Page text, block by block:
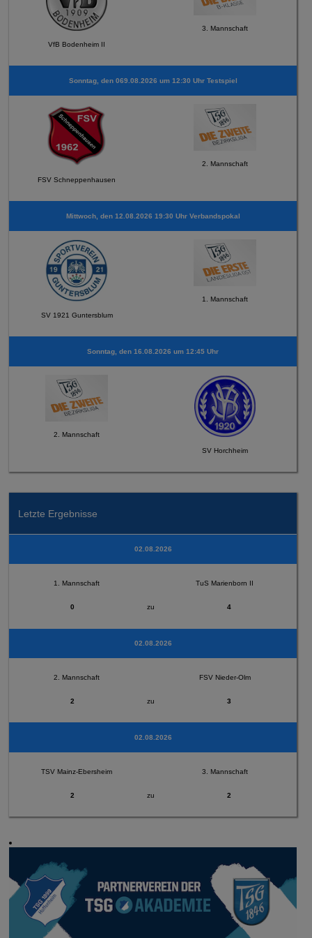
VfB Bodenheim II
3. Mannschaft
Sonntag, den 069.08.2026 um 12:30 Uhr Testspiel
FSV Schneppenhausen
2. Mannschaft
Mittwoch, den 12.08.2026 19:30 Uhr Verbandspokal
SV 1921 Guntersblum
1. Mannschaft
Sonntag, den 16.08.2026 um 12:45 Uhr
2. Mannschaft
SV Horchheim
Letzte Ergebnisse
02.08.2026
1. Mannschaft TuS Marienborn II
0 zu 4
02.08.2026
2. Mannschaft FSV Nieder-Olm
2 zu 3
02.08.2026
TSV Mainz-Ebersheim 3. Mannschaft
2 zu 2